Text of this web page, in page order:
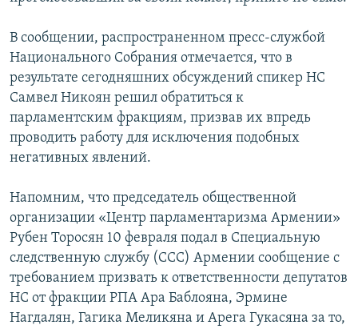
В сообщении, распространенном пресс-службой
Национального Собрания отмечается, что в
результате сегодняшних обсуждений спикер НС
Самвел Никоян решил обратиться к
парламентским фракциям, призвав их впредь
проводить работу для исключения подобных
негативных явлений.
Напомним, что председатель общественной
организации «Центр парламентаризма Армении»
Рубен Торосян 10 февраля подал в Специальную
следственную службу (ССС) Армении сообщение с
требованием призвать к ответственности депутатов
НС от фракции РПА Ара Баблояна, Эрмине
Нагдалян, Гагика Меликяна и Арега Гукасяна за то,